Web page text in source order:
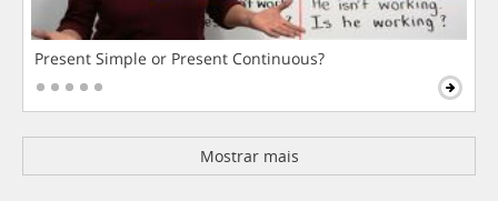
Present Simple or Present Continuous?
Mostrar mais